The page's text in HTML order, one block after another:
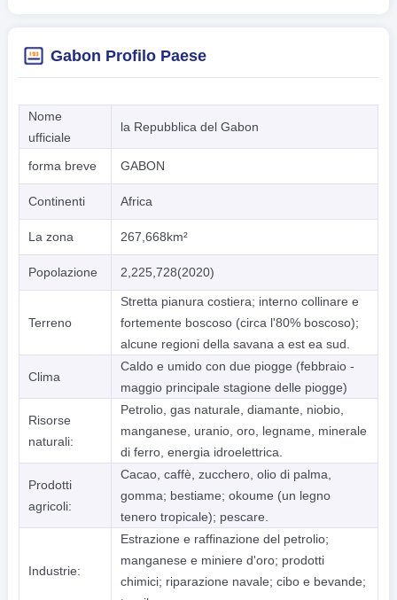
Gabon Profilo Paese
Nome
ufficiale
la Repubblica del Gabon
forma breve GABON
Continenti Africa
La zona 267,668km²
Popolazione 2,225,728(2020)
Terreno
Stretta pianura costiera; interno collinare e
fortemente boscoso (circa l'80% boscoso);
alcune regioni della savana a est ea sud.
Clima
Caldo e umido con due piogge (febbraio -
maggio principale stagione delle piogge)
Risorse
naturali:
Petrolio, gas naturale, diamante, niobio,
manganese, uranio, oro, legname, minerale
di ferro, energia idroelettrica.
Prodotti
agricoli:
Cacao, caffè, zucchero, olio di palma,
gomma; bestiame; okoume (un legno
tenero tropicale); pescare.
Industrie:
Estrazione e raffinazione del petrolio;
manganese e miniere d'oro; prodotti
chimici; riparazione navale; cibo e bevande;